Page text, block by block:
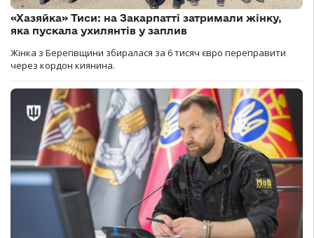
«Хазяйка» Тиси: на Закарпатті затримали жінку,
яка пускала ухилянтів у заплив
Жінка з Берегівщини збиралася за 6 тисяч євро переправити
через кордон киянина.